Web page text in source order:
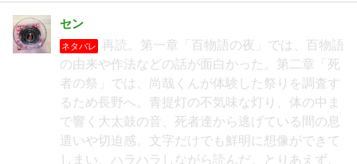
セン
ネタバレ
再読。第一章「百物語の夜」では、百物語
の由来や作法などの話が面白かった。第二章「死
者の祭」では、尚哉くんが体験した祭りを調査す
るため長野へ。青提灯の不気味な灯り、体の中ま
で響く大太鼓の音、死者達から逃げている間の息
遣いや切迫感。文字だけでも鮮明に想像ができて
しまい、ハラハラしながら読んだ。とりあえず、